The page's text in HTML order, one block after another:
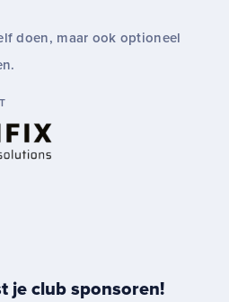
doen, maar ook optioneel
je club sponsoren!